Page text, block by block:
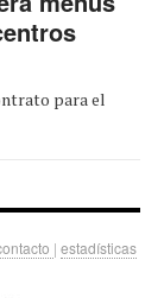
para el
| estadísticas